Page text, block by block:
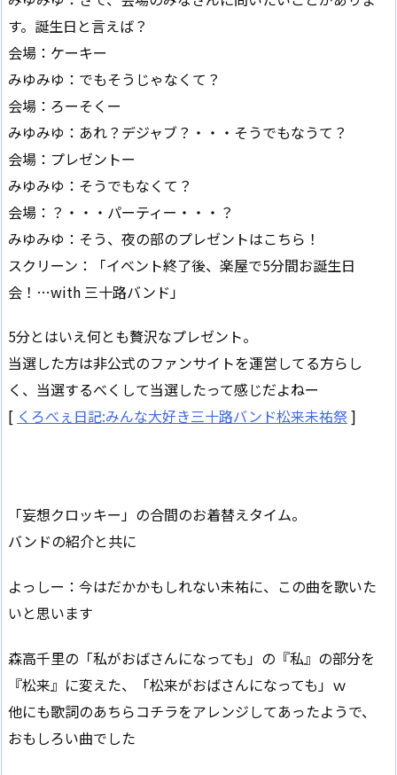
す。誕生日と言えば？
会場：ケーキー
みゆみゆ：でもそうじゃなくて？
会場：ろーそくー
みゆみゆ：あれ？デジャブ？・・・そうでもなうて？
会場：プレゼントー
みゆみゆ：そうでもなくて？
会場：？・・・パーティー・・・？
みゆみゆ：そう、夜の部のプレゼントはこちら！
スクリーン：「イベント終了後、楽屋で5分間お誕生日
会！…with 三十路バンド」
5分とはいえ何とも贅沢なプレゼント。
当選した方は非公式のファンサイトを運営してる方らし
く、当選するべくして当選したって感じだよねー
[ くろべぇ日記:みんな大好き三十路バンド松来未祐祭]
「妄想クロッキー」の合間のお着替えタイム。
バンドの紹介と共に
よっしー：今はだかかもしれない未祐に、この曲を歌いた
いと思います
森高千里の「私がおばさんになっても」の『私』の部分を
『松来』に変えた、「松来がおばさんになっても」ｗ
他にも歌詞のあちらコチラをアレンジしてあったようで、
おもしろい曲でした